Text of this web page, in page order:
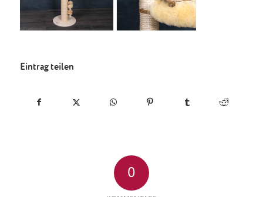
Eintrag teilen
0